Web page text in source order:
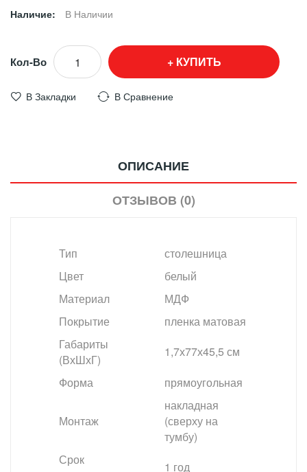
Наличие:
В Наличии
Кол-Во КУПИТЬ
В Закладки В Сравнение
ОПИСАНИЕ
ОТЗЫВОВ (0)
Тип
столешница
Цвет
белый
Материал
МДФ
Покрытие
пленка матовая
Габариты
(ВхШхГ)
1,7х77х45,5 см
Форма
прямоугольная
Монтаж
накладная
(сверху на
тумбу)
Срок
1 год